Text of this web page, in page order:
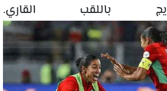
باللقب القاري.